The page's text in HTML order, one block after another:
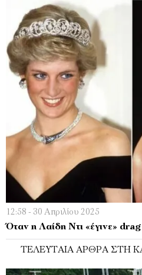
12:58 - 30 Απριλίου 2025
Όταν η Λαίδη Ντι «έγινε»
ΤΕΛΕΥΤΑΊΑ ΆΡΘΡΑ ΣΤΗ